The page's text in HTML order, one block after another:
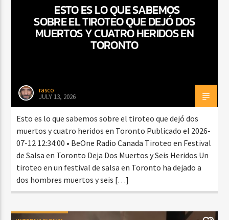
ESTO ES LO QUE SABEMOS
SOBRE EL TIROTEO QUE DEJÓ DOS
MUERTOS Y CUATRO HERIDOS EN
TORONTO
rasco
JULY 13, 2026
Esto es lo que sabemos sobre el tiroteo que dejó dos
muertos y cuatro heridos en Toronto Publicado el 2026-
07-12 12:34:00 • BeOne Radio Canada Tiroteo en Festival
de Salsa en Toronto Deja Dos Muertos y Seis Heridos Un
tiroteo en un festival de salsa en Toronto ha dejado a
dos hombres muertos y seis […]